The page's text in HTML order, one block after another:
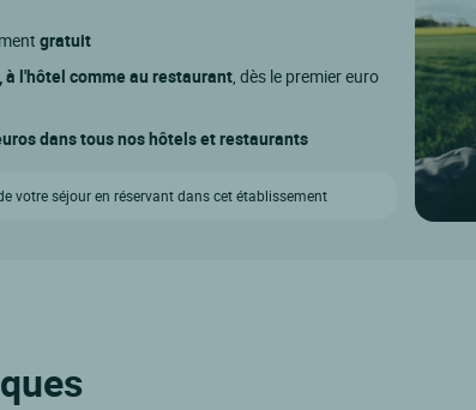
gratuit
à l'hôtel comme au restaurant, dès le premier euro
dans tous nos hôtels et restaurants
votre séjour en réservant dans cet établissement